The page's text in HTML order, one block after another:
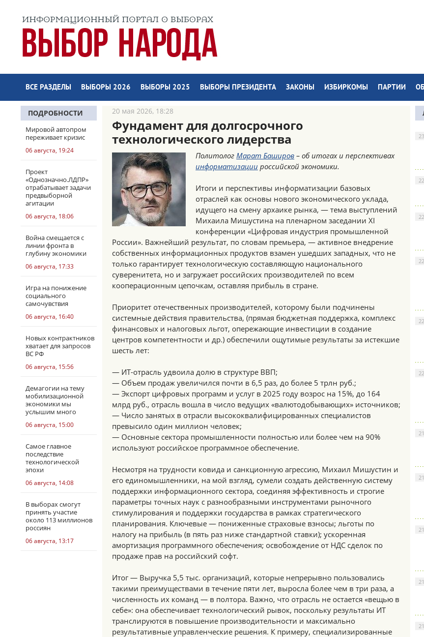
ВСЕ РАЗДЕЛЫ ВЫБОРЫ 2026 ВЫБОРЫ 2025 ВЫБОРЫ ПРЕЗИДЕНТА ЗАКОНЫ ИЗБИРКОМЫ ПАРТИИ
ПОДРОБНОСТИ
Мировой автопром
переживает кризис
06 августа, 19:24
Проект
«Однозначно.ЛДПР»
отрабатывает задачи
предвыборной
агитации
06 августа, 18:06
Война смещается с
линии фронта в
глубину экономики
06 августа, 17:33
Игра на понижение
социального
самочувствия
06 августа, 16:40
Новых контрактников
хватает для запросов
ВС РФ
06 августа, 15:56
Демагогии на тему
мобилизационной
экономики мы
услышим много
06 августа, 15:00
Самое главное
последствие
технологической
эпохи
06 августа, 14:08
В выборах смогут
принять участие
около 113 миллионов
россиян
06 августа, 13:17
20 мая 2026, 18:28
Фундамент для долгосрочного
технологического лидерства
Политолог Марат Баширов – об итогах и перспективах
информатизации российской экономики.
Итоги и перспективы информатизации базовых
отраслей как основы нового экономического уклада,
идущего на смену архаике рынка, — тема выступлений
Михаила Мишустина на пленарном заседании ХI
конференции «Цифровая индустрия промышленной
России». Важнейший результат, по словам премьера, — активное внедрение
собственных информационных продуктов взамен ушедших западных, что не
только гарантирует технологическую составляющую национального
суверенитета, но и загружает российских производителей по всем
кооперационным цепочкам, оставляя прибыль в стране.
Приоритет отечественных производителей, которому были подчинены
системные действия правительства, (прямая бюджетная поддержка, комплекс
финансовых и налоговых льгот, опережающие инвестиции в создание
центров компетентности и др.) обеспечили ощутимые результаты за истекшие
шесть лет:
— ИТ-отрасль удвоила долю в структуре ВВП;
— Объем продаж увеличился почти в 6,5 раз, до более 5 трлн руб.;
— Экспорт цифровых программ и услуг в 2025 году возрос на 15%, до 164
млрд руб., отрасль вошла в число ведущих «валютодобывающих» источников;
— Число занятых в отрасли высококвалифицированных специалистов
превысило один миллион человек;
— Основные сектора промышленности полностью или более чем на 90%
используют российское программное обеспечение.
Несмотря на трудности ковида и санкционную агрессию, Михаил Мишустин и
его единомышленники, на мой взгляд, сумели создать действенную систему
поддержки информационного сектора, соединяя эффективность и строгие
параметры точных наук с разнообразными инструментами рыночного
стимулирования и поддержки государства в рамках стратегического
планирования. Ключевые — пониженные страховые взносы; льготы по
налогу на прибыль (в пять раз ниже стандартной ставки); ускоренная
амортизация программного обеспечения; освобождение от НДС сделок по
продаже прав на российский софт.
Итог — Выручка 5,5 тыс. организаций, которые непрерывно пользовались
такими преимуществами в течение пяти лет, выросла более чем в три раза, а
численность их команд — в полтора. Важно, что отрасль не остается «вещью в
себе»: она обеспечивает технологический рывок, поскольку результаты ИТ
транслируются в повышение производительности и максимально
результативные управленческие решения. К примеру, специализированные